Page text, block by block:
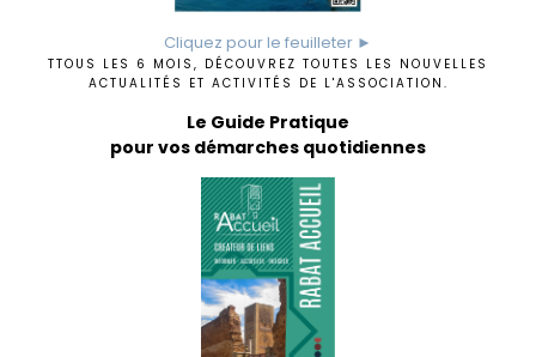
Cliquez pour le feuilleter ►
TTOUS LES 6 MOIS, DÉCOUVREZ TOUTES LES NOUVELLES
ACTUALITÉS ET ACTIVITÉS DE L'ASSOCIATION.
Le Guide Pratique
pour vos démarches quotidiennes